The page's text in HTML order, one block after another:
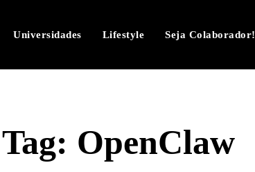
Universidades Lifestyle Seja Colaborador!
Tag: OpenClaw